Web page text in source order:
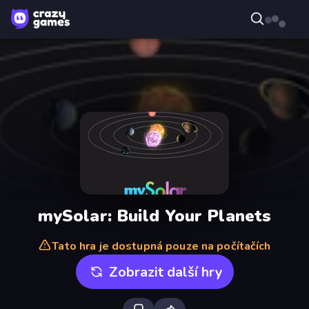
mySolar: Build Your Planets
Tato hra je dostupná pouze na počítačích
Zobrazit další hry